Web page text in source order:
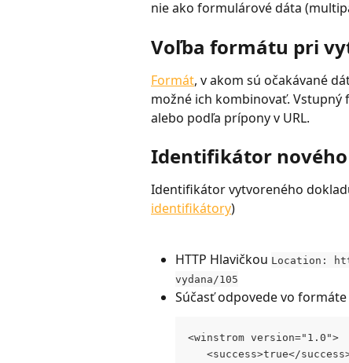
nie ako formulárové dáta
Voľba formátu pri
Formát, v akom sú očakávané
možné ich kombinovať.
alebo podľa prípony v URL.
Identifikátor nového
Identifikátor vytvoreného
identifikátory)
HTTP Hlavičkou Location:
vydana/105
Súčasť odpovede vo formáte
<winstrom version="1.0">
<success>true</